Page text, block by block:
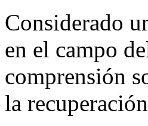
Considerado
en el campo
comprensión
la